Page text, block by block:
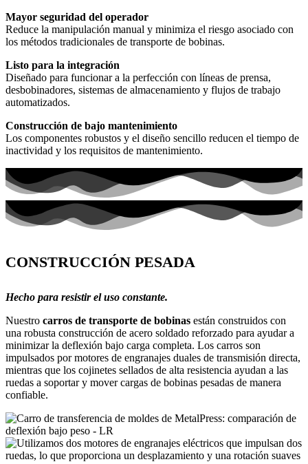
Mayor seguridad del operador
Reduce la manipulación manual y minimiza el riesgo asociado con
los métodos tradicionales de transporte de bobinas.
Listo para la integración
Diseñado para funcionar a la perfección con líneas de prensa,
desbobinadores, sistemas de almacenamiento y flujos de trabajo
automatizados.
Construcción de bajo mantenimiento
Los componentes robustos y el diseño sencillo reducen el tiempo de
inactividad y los requisitos de mantenimiento.
CONSTRUCCIÓN PESADA
Hecho para resistir el uso constante.
Nuestro carros de transporte de bobinas están construidos con
una robusta construcción de acero soldado reforzado para ayudar a
minimizar la deflexión bajo carga completa. Los carros son
impulsados ​​por motores de engranajes duales de transmisión directa,
mientras que los cojinetes sellados de alta resistencia ayudan a las
ruedas a soportar y mover cargas de bobinas pesadas de manera
confiable.